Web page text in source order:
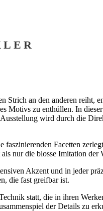
an den anderen reiht,
Motivs zu enthüllen. In
wird durch die
Facetten
nur die blosse Imitation der
Akzent und in jeder
die fast greifbar ist.
statt, die in ihren
der Details zu